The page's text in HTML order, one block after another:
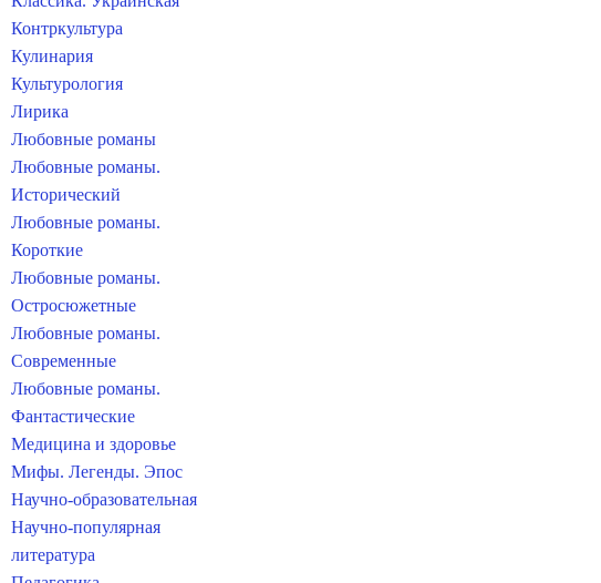
Контркультура
Кулинария
Культурология
Лирика
Любовные романы
Любовные романы.
Исторический
Любовные романы.
Короткие
Любовные романы.
Остросюжетные
Любовные романы.
Современные
Любовные романы.
Фантастические
Медицина и здоровье
Мифы. Легенды. Эпос
Научно-образовательная
Научно-популярная
литература